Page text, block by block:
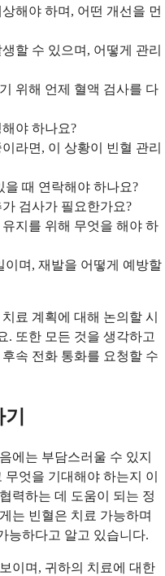
해야 하며, 어떤 개선을 먼
할 수 있으며, 어떻게 관리
위해 언제 혈액 검사를 다
야 하나요?
라면, 이 상황이 빈혈 관리
을 때 연락해야 하나요?
검사가 필요한가요?
지를 위해 무엇을 해야 하
이며, 재발을 어떻게 예방할
료 계획에 대해 논의할 시
. 또한 모든 것을 생각하고
속 전화 통화를 요청할 수
에는 부담스러울 수 있지
엇을 기대해야 하는지 이
력하는 데 도움이 되는 정
는 빈혈은 치료 가능하며
능하다고 알고 있습니다.
이며, 귀하의 치료에 대한